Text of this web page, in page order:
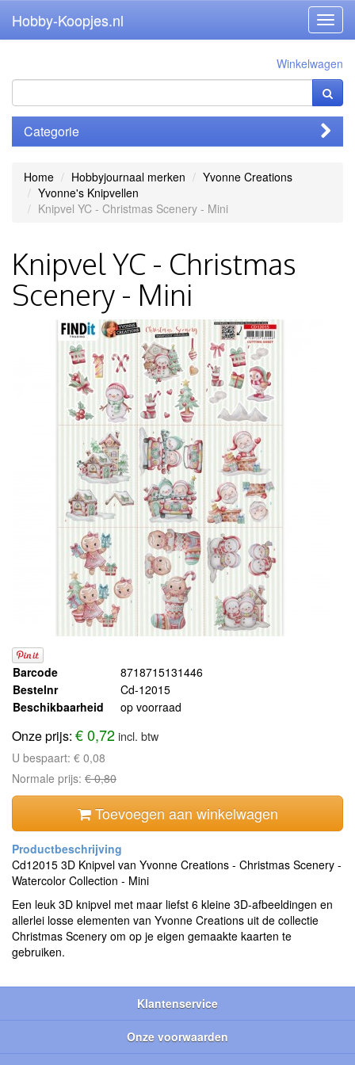
Hobby-Koopjes.nl
Winkelwagen
Categorie
Home Hobbyjournaal merken
Yvonne Creations
Yvonne's Knipvellen
Knipvel YC - Christmas Scenery - Mini
Knipvel YC - Christmas
Scenery - Mini
Barcode
8718715131446
Bestelnr
Cd-12015
Beschikbaarheid
op voorraad
Onze prijs: € 0,72incl. btw
U bespaart: € 0,08
Normale prijs: € 0,80
Toevoegen aan winkelwagen
Cd12015 3D Knipvel van Yvonne Creations - Christmas Scenery -
Watercolor Collection - Mini
Een leuk 3D knipvel met maar liefst 6 kleine 3D-afbeeldingen en
allerlei losse elementen van Yvonne Creations uit de collectie
Christmas Scenery om op je eigen gemaakte kaarten te
gebruiken.
Klantenservice
Onze voorwaarden